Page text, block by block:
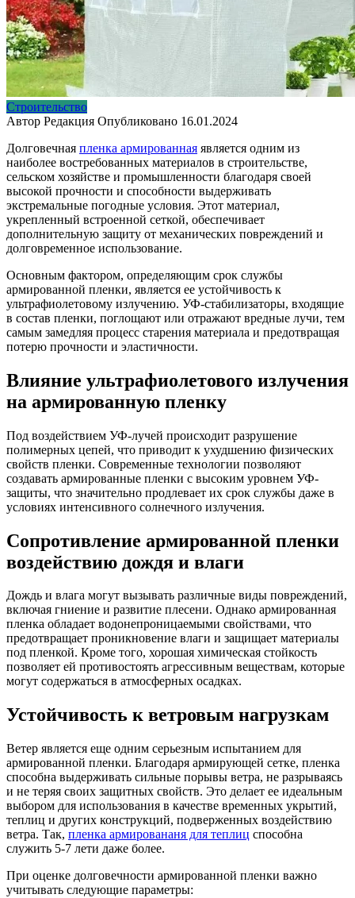
Строительство
Автор Редакция Опубликовано 16.01.2024
Долговечная пленка армированная является одним из
наиболее востребованных материалов в строительстве,
сельском хозяйстве и промышленности благодаря своей
высокой прочности и способности выдерживать
экстремальные погодные условия. Этот материал,
укрепленный встроенной сеткой, обеспечивает
дополнительную защиту от механических повреждений и
долговременное использование.
Основным фактором, определяющим срок службы
армированной пленки, является ее устойчивость к
ультрафиолетовому излучению. УФ-стабилизаторы, входящие
в состав пленки, поглощают или отражают вредные лучи, тем
самым замедляя процесс старения материала и предотвращая
потерю прочности и эластичности.
Влияние ультрафиолетового излучения
на армированную пленку
Под воздействием УФ-лучей происходит разрушение
полимерных цепей, что приводит к ухудшению физических
свойств пленки. Современные технологии позволяют
создавать армированные пленки с высоким уровнем УФ-
защиты, что значительно продлевает их срок службы даже в
условиях интенсивного солнечного излучения.
Сопротивление армированной пленки
воздействию дождя и влаги
Дождь и влага могут вызывать различные виды повреждений,
включая гниение и развитие плесени. Однако армированная
пленка обладает водонепроницаемыми свойствами, что
предотвращает проникновение влаги и защищает материалы
под пленкой. Кроме того, хорошая химическая стойкость
позволяет ей противостоять агрессивным веществам, которые
могут содержаться в атмосферных осадках.
Устойчивость к ветровым нагрузкам
Ветер является еще одним серьезным испытанием для
армированной пленки. Благодаря армирующей сетке, пленка
способна выдерживать сильные порывы ветра, не разрываясь
и не теряя своих защитных свойств. Это делает ее идеальным
выбором для использования в качестве временных укрытий,
теплиц и других конструкций, подверженных воздействию
ветра. Так, пленка армировананя для теплиц способна
служить 5-7 лети даже более.
При оценке долговечности армированной пленки важно
учитывать следующие параметры: